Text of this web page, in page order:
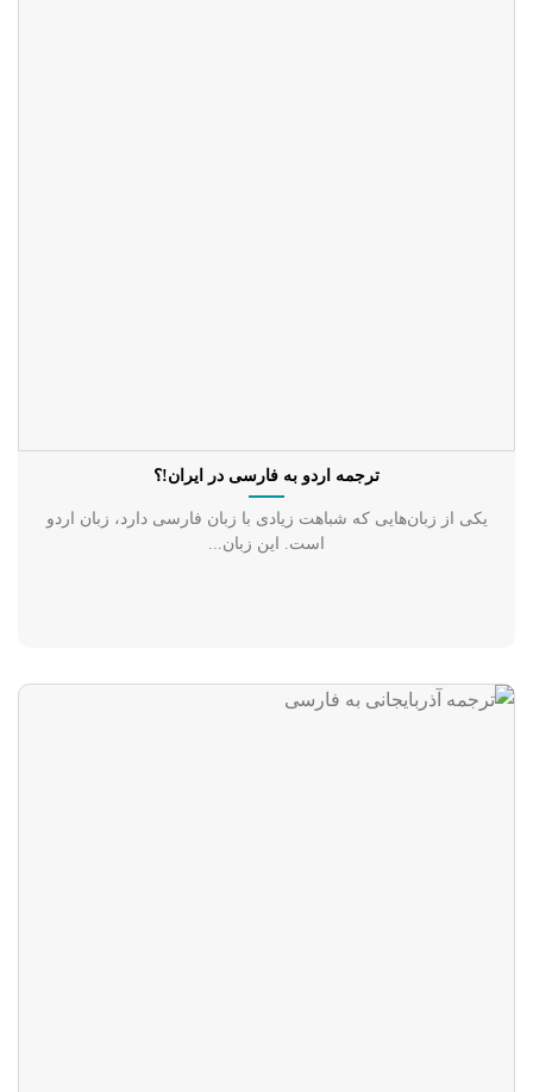
ترجمه اردو به فارسی در ایران!؟
یکی از زبان‌هایی که شباهت زیادی با زبان فارسی دارد، زبان اردو
است. این زبان...